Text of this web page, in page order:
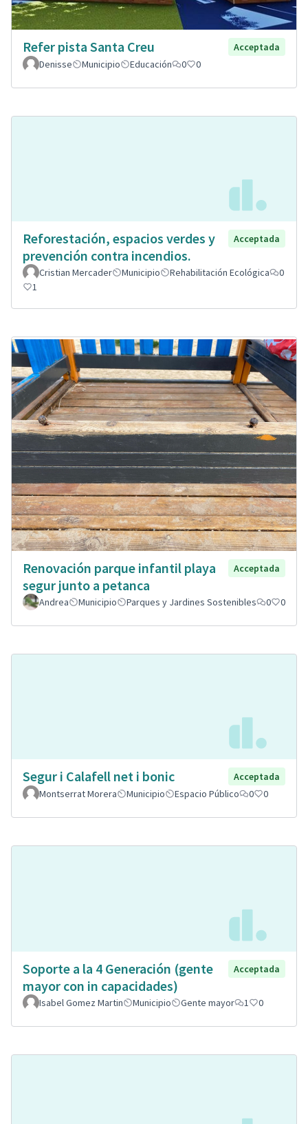
Refer pista Santa Creu
Acceptada
Denisse
Municipio Educación 0 0
Reforestación, espacios verdes y
prevención contra incendios.
Acceptada
Cristian Mercader Municipio Rehabilitación Ecológica
0
1
Renovación parque infantil playa
segur junto a petanca
Acceptada
Andrea Municipio Parques y Jardines Sostenibles 0 0
Segur i Calafell net i bonic
Acceptada
Montserrat Morera
Municipio Espacio Público 0 0
Soporte a la 4 Generación (gente
mayor con in capacidades)
Acceptada
Isabel Gomez Martin Municipio Gente mayor 1 0